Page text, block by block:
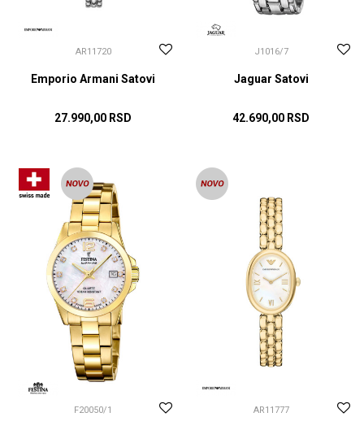
AR11720
Emporio Armani Satovi
27.990,00 RSD
DODAJ U KORPU
J1016/7
Jaguar Satovi
42.690,00 RSD
F20050/1 AR11777